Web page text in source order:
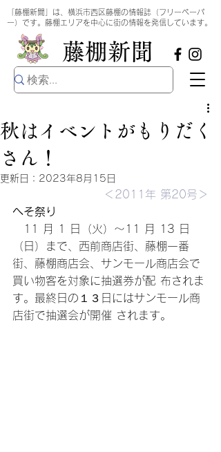
​藤棚新聞
「藤棚新聞」は、横浜市西区藤棚の情報誌（フリーペーパ
ー）です。藤棚エリアを中心に街の情報を発信しています。
秋はイベントがもりだく
さん！
更新日： 2023年8月15日
＜2011年 第20号＞
へそ祭り
11 月 1 日（火）～11 月 13 日
（日）まで、西前商店街、藤棚一番
街、藤棚商店会、サンモール商店会で
買い物客を対象に抽選券が配 布されま
す。最終日の１３日にはサンモール商
店街で抽選会が開催 されます。